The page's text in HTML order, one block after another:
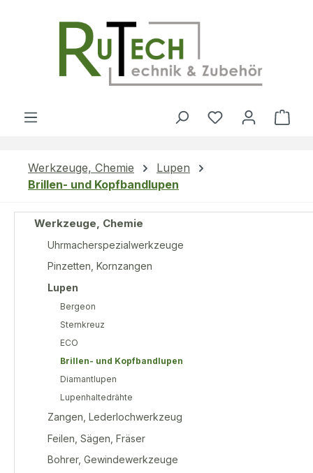
Du hast 0
Werkzeuge, Chemie
Lupen
Brillen- und Kopfbandlupen
Werkzeuge, Chemie
Uhrmacherspezialwerkzeuge
Pinzetten, Kornzangen
Lupen
Bergeon
Sternkreuz
ECO
Brillen- und Kopfbandlupen
Diamantlupen
Lupenhaltedrähte
Zangen, Lederlochwerkzeug
Feilen, Sägen, Fräser
Bohrer, Gewindewerkzeuge